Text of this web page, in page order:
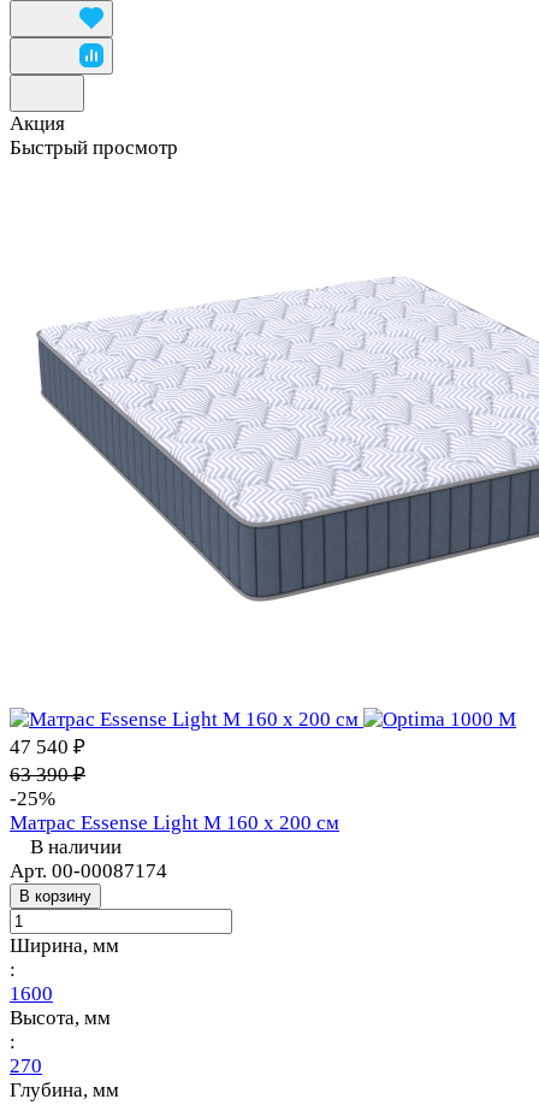
Акция
Быстрый просмотр
47 540 ₽
63 390 ₽
-25%
Матрас Essense Light M 160 х 200 см
В наличии
Арт. 00-00087174
В корзину
Ширина, мм
:
1600
Высота, мм
:
270
Глубина, мм